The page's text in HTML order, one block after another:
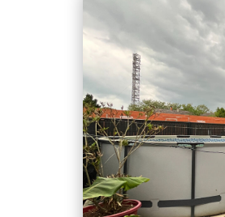
qu'une salle de bain,
complétées par un
quotidien. Vous apprécierez particulièrement son emplacement privilégié, à proximité
immédiate des
de toutes les commodités qui
secteur, alliant espace,